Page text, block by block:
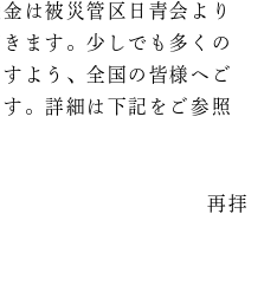
は被災管区日青会より
ます。少しでも多くの
よう、全国の皆様へご
。詳細は下記をご参照
再拝